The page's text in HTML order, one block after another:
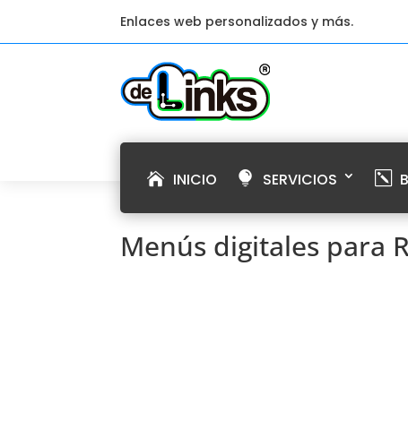
Enlaces web personalizados y más.
INICIO SERVICIOS
Menús digitales para